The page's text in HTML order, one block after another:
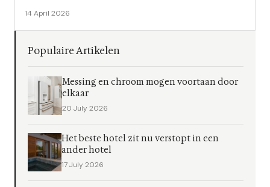
14 April 2026
Populaire Artikelen
Messing en chroom mogen voortaan door
elkaar
20 July 2026
Het beste hotel zit nu verstopt in een
ander hotel
17 July 2026